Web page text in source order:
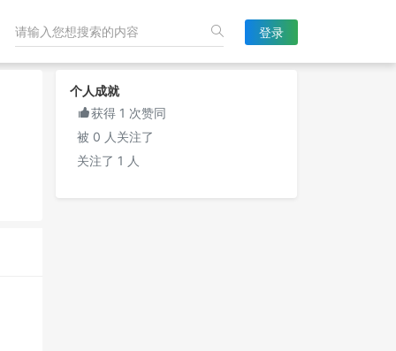
登录
个人成就
获得 1 次赞同
被 0 人关注了
关注了 1 人